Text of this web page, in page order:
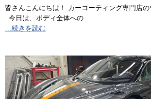
皆さんこんにちは！ カーコーティング専門店の
今日は、ボディ全体への
…続きを読む